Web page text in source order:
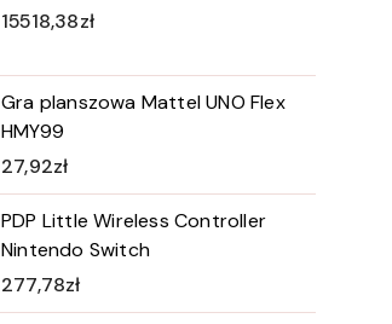
15518,38zł
Gra planszowa Mattel UNO Flex
HMY99
27,92zł
PDP Little Wireless Controller
Nintendo Switch
277,78zł